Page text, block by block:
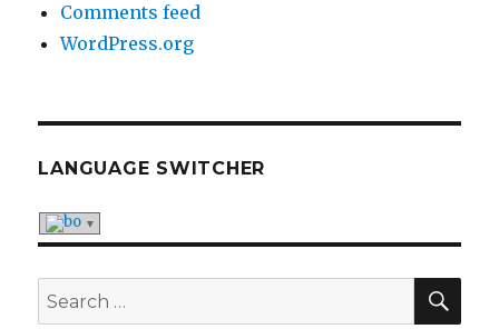
Comments feed
WordPress.org
LANGUAGE SWITCHER
Search